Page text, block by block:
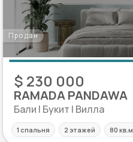
Продан
$ 230 000
RAMADA PANDAWA
Бали | Букит | Вилла
1 спальня 2 этажей 80 кв.м